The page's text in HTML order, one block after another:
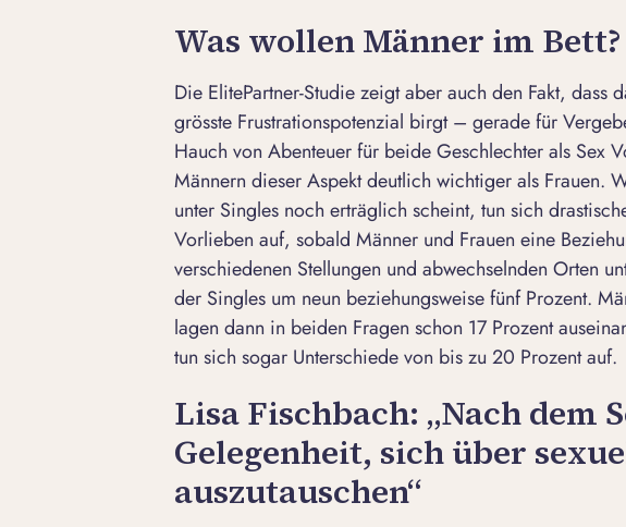
Was wollen Männer im
Die ElitePartner-Studie zeigt aber auch den Fakt, dass
grösste Frustrationspotenzial birgt – gerade für
Hauch von Abenteuer für beide Geschlechter als Sex
Männern dieser Aspekt deutlich wichtiger als Frauen.
unter Singles noch erträglich scheint, tun sich
Vorlieben auf, sobald Männer und Frauen eine
verschiedenen Stellungen und abwechselnden Orten
der Singles um neun beziehungsweise fünf Prozent.
lagen dann in beiden Fragen schon 17 Prozent
tun sich sogar Unterschiede von bis zu 20 Prozent auf.
Lisa Fischbach: „Nach dem
Gelegenheit, sich über
auszutauschen“